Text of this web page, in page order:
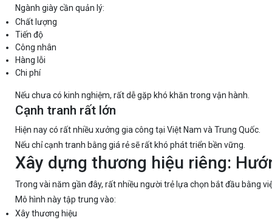
Ngành giày cần quản lý:
Chất lượng
Tiến độ
Công nhân
Hàng lỗi
Chi phí
Nếu chưa có kinh nghiệm, rất dễ gặp khó khăn trong vận hành.
Cạnh tranh rất lớn
Hiện nay có rất nhiều xưởng gia công tại Việt Nam và Trung Quốc.
Nếu chỉ cạnh tranh bằng giá rẻ sẽ rất khó phát triển bền vững.
Xây dựng thương hiệu riêng:
Trong vài năm gần đây, rất nhiều người trẻ lựa chọn bắt đầu bằng
Mô hình này tập trung vào:
Xây thương hiệu